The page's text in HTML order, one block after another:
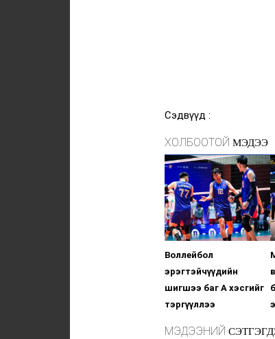
Сэдвүүд :
ХОЛБООТОЙ МЭДЭЭ
Воллейбол
эрэгтэйчүүдийн
шигшээ баг А хэсгийг
тэргүүллээ
МЭДЭЭНИЙ